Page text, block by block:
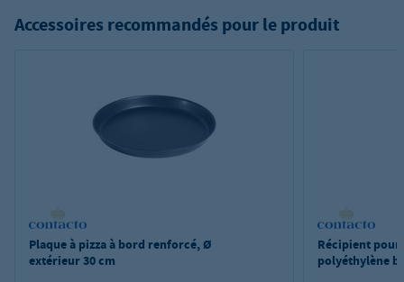
Accessoires recommandés pour le produit
Plaque à pizza à bord renforcé, Ø
extérieur 30 cm
Récipient pour
polyéthylène